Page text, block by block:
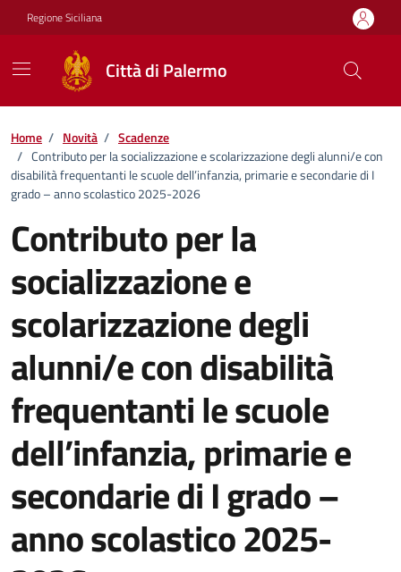
Vai ai contenuti
Vai al footer
Regione Siciliana
Città di Palermo
Home / Novità / Scadenze
/ Contributo per la socializzazione e scolarizzazione degli alunni/e con
disabilità frequentanti le scuole dell’infanzia, primarie e secondarie di I
grado – anno scolastico 2025-2026
Contributo per la
socializzazione e
scolarizzazione degli
alunni/e con disabilità
frequentanti le scuole
dell’infanzia, primarie e
secondarie di I grado –
anno scolastico 2025-